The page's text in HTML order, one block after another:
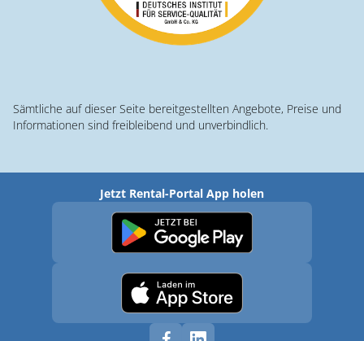
Sämtliche auf dieser Seite bereitgestellten Angebote, Preise und
Informationen sind freibleibend und unverbindlich.
Jetzt Rental-Portal App holen